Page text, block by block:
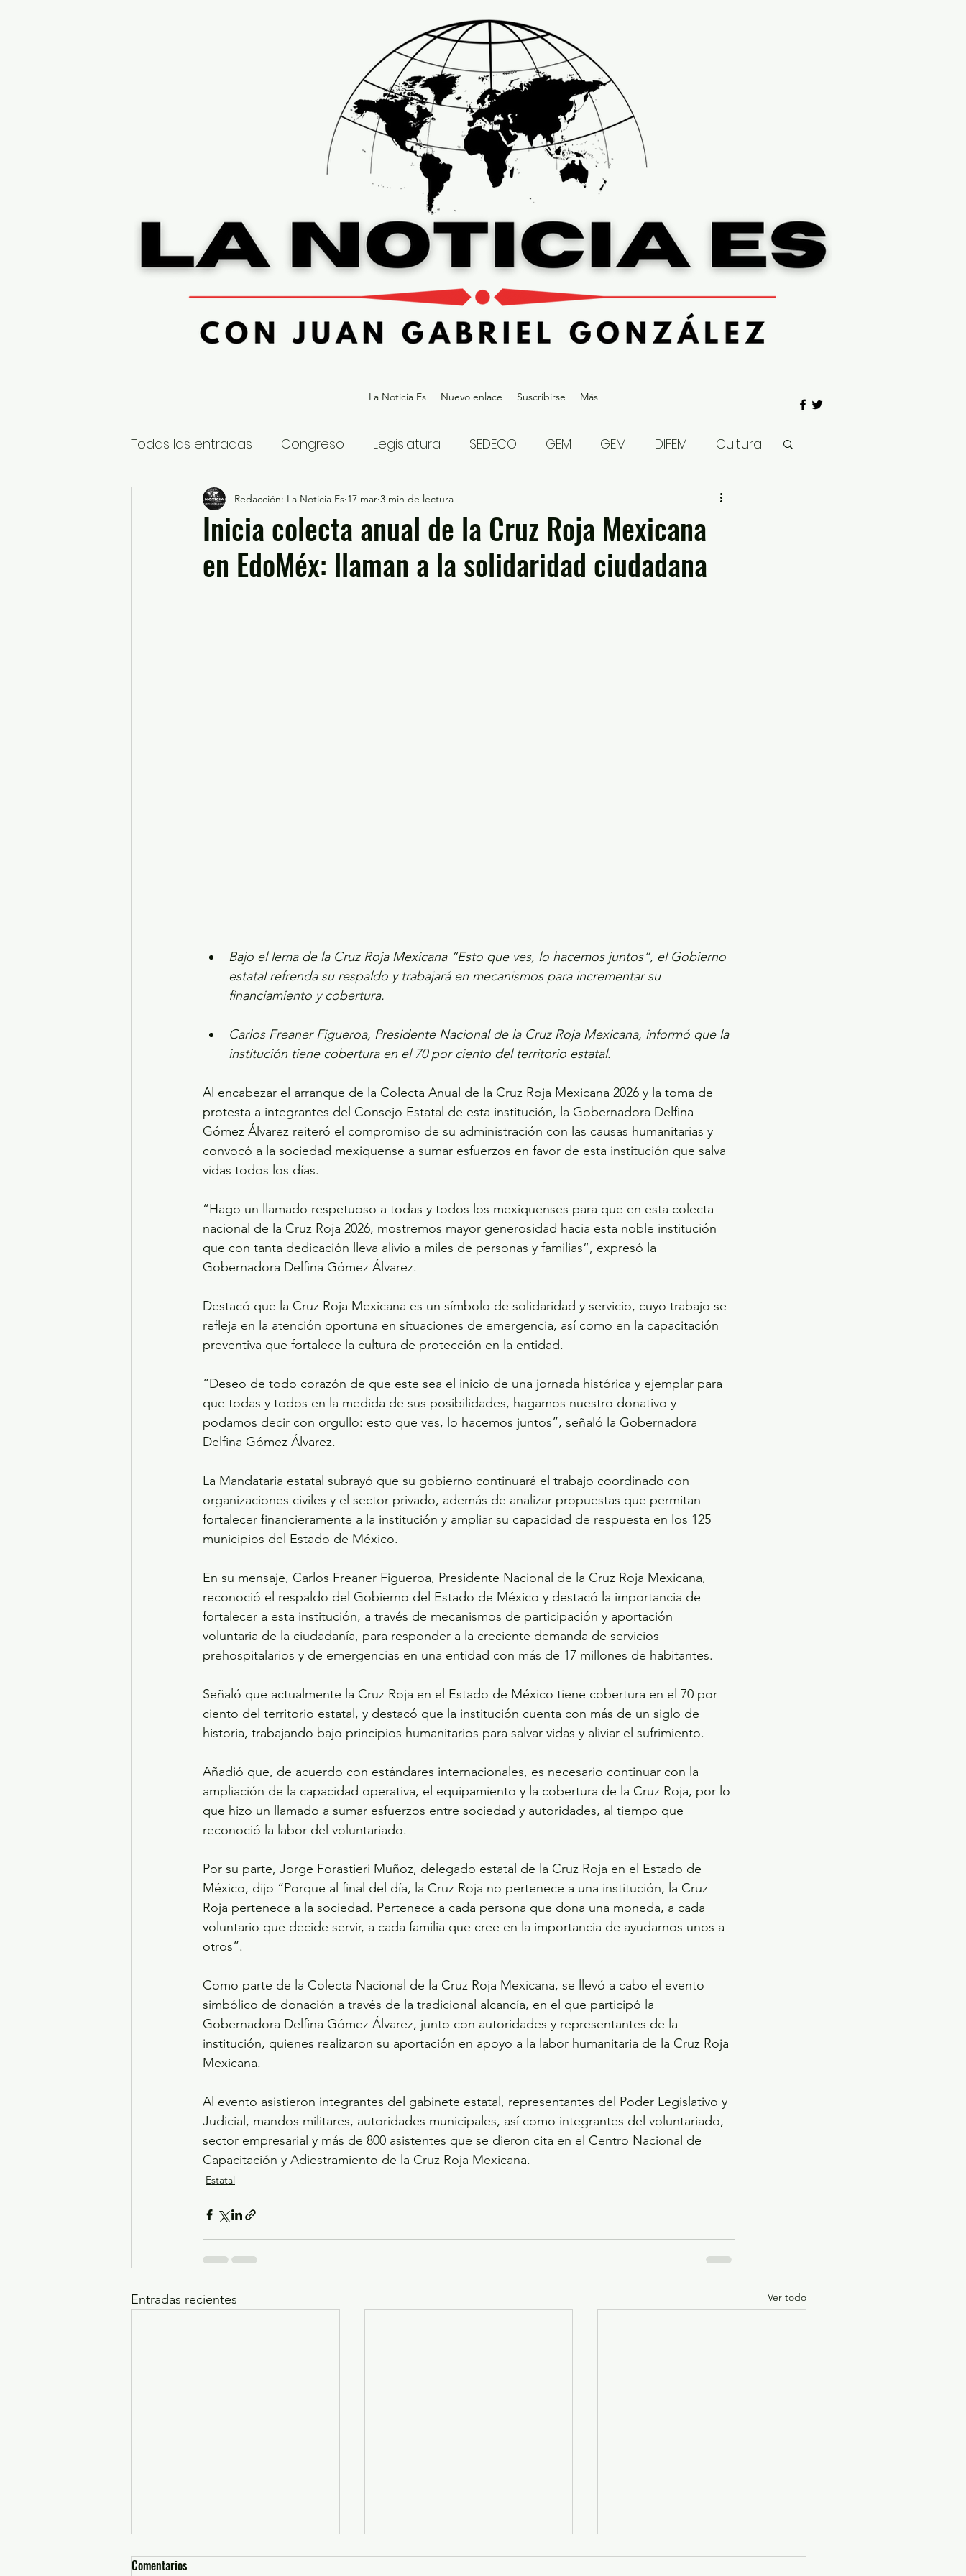
La Noticia Es Nuevo enlace Suscribirse Más
Todas las entradas Congreso Legislatura SEDECO GEM GEM DIFEM Cultura
Nacional Estatal Gubernatura Edoméx 2023
Educación y Cultura Seguridad y Justicia Denuncia Ciudadana
Inicia colecta anual de la Cruz Roja Mexicana
en EdoMéx: llaman a la solidaridad ciudadana
Redacción: La Noticia Es 17 mar 3 min de lectura
Bajo el lema de la Cruz Roja Mexicana “Esto que ves, lo hacemos juntos”, el Gobierno
estatal refrenda su respaldo y trabajará en mecanismos para incrementar su
financiamiento y cobertura.
Carlos Freaner Figueroa, Presidente Nacional de la Cruz Roja Mexicana, informó que la
institución tiene cobertura en el 70 por ciento del territorio estatal.
Al encabezar el arranque de la Colecta Anual de la Cruz Roja Mexicana 2026 y la toma de
protesta a integrantes del Consejo Estatal de esta institución, la Gobernadora Delfina
Gómez Álvarez reiteró el compromiso de su administración con las causas humanitarias y
convocó a la sociedad mexiquense a sumar esfuerzos en favor de esta institución que salva
vidas todos los días.
“Hago un llamado respetuoso a todas y todos los mexiquenses para que en esta colecta
nacional de la Cruz Roja 2026, mostremos mayor generosidad hacia esta noble institución
que con tanta dedicación lleva alivio a miles de personas y familias”, expresó la
Gobernadora Delfina Gómez Álvarez.
Destacó que la Cruz Roja Mexicana es un símbolo de solidaridad y servicio, cuyo trabajo se
refleja en la atención oportuna en situaciones de emergencia, así como en la capacitación
preventiva que fortalece la cultura de protección en la entidad.
“Deseo de todo corazón de que este sea el inicio de una jornada histórica y ejemplar para
que todas y todos en la medida de sus posibilidades, hagamos nuestro donativo y
podamos decir con orgullo: esto que ves, lo hacemos juntos”, señaló la Gobernadora
Delfina Gómez Álvarez.
La Mandataria estatal subrayó que su gobierno continuará el trabajo coordinado con
organizaciones civiles y el sector privado, además de analizar propuestas que permitan
fortalecer financieramente a la institución y ampliar su capacidad de respuesta en los 125
municipios del Estado de México.
En su mensaje, Carlos Freaner Figueroa, Presidente Nacional de la Cruz Roja Mexicana,
reconoció el respaldo del Gobierno del Estado de México y destacó la importancia de
fortalecer a esta institución, a través de mecanismos de participación y aportación
voluntaria de la ciudadanía, para responder a la creciente demanda de servicios
prehospitalarios y de emergencias en una entidad con más de 17 millones de habitantes.
Señaló que actualmente la Cruz Roja en el Estado de México tiene cobertura en el 70 por
ciento del territorio estatal, y destacó que la institución cuenta con más de un siglo de
historia, trabajando bajo principios humanitarios para salvar vidas y aliviar el sufrimiento.
Añadió que, de acuerdo con estándares internacionales, es necesario continuar con la
ampliación de la capacidad operativa, el equipamiento y la cobertura de la Cruz Roja, por lo
que hizo un llamado a sumar esfuerzos entre sociedad y autoridades, al tiempo que
reconoció la labor del voluntariado.
Por su parte, Jorge Forastieri Muñoz, delegado estatal de la Cruz Roja en el Estado de
México, dijo “Porque al final del día, la Cruz Roja no pertenece a una institución, la Cruz
Roja pertenece a la sociedad. Pertenece a cada persona que dona una moneda, a cada
voluntario que decide servir, a cada familia que cree en la importancia de ayudarnos unos a
otros”.
Como parte de la Colecta Nacional de la Cruz Roja Mexicana, se llevó a cabo el evento
simbólico de donación a través de la tradicional alcancía, en el que participó la
Gobernadora Delfina Gómez Álvarez, junto con autoridades y representantes de la
institución, quienes realizaron su aportación en apoyo a la labor humanitaria de la Cruz Roja
Mexicana.
Al evento asistieron integrantes del gabinete estatal, representantes del Poder Legislativo y
Judicial, mandos militares, autoridades municipales, así como integrantes del voluntariado,
sector empresarial y más de 800 asistentes que se dieron cita en el Centro Nacional de
Capacitación y Adiestramiento de la Cruz Roja Mexicana.
Estatal
Entradas recientes Ver todo
Comentarios